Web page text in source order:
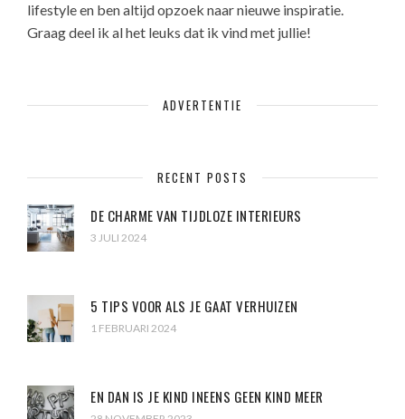
lifestyle en ben altijd opzoek naar nieuwe inspiratie.
Graag deel ik al het leuks dat ik vind met jullie!
ADVERTENTIE
RECENT POSTS
DE CHARME VAN TIJDLOZE INTERIEURS
3 JULI 2024
5 TIPS VOOR ALS JE GAAT VERHUIZEN
1 FEBRUARI 2024
EN DAN IS JE KIND INEENS GEEN KIND MEER